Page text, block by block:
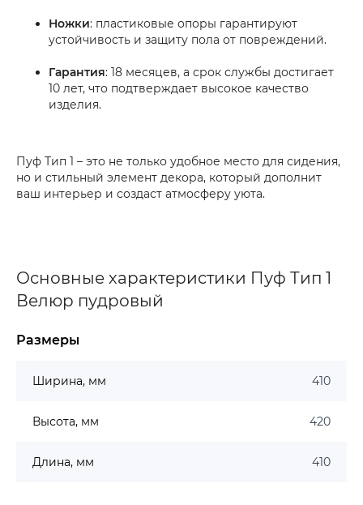
Ножки: пластиковые опоры гарантируют
устойчивость и защиту пола от повреждений.
Гарантия: 18 месяцев, а срок службы достигает
10 лет, что подтверждает высокое качество
изделия.
Пуф Тип 1 – это не только удобное место для сидения,
но и стильный элемент декора, который дополнит
ваш интерьер и создаст атмосферу уюта.
Основные характеристики Пуф Тип 1
Велюр пудровый
Размеры
Ширина, мм 410
Высота, мм 420
Длина, мм 410